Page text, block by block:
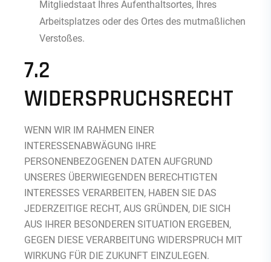
Mitgliedstaat Ihres Aufenthaltsortes, Ihres
Arbeitsplatzes oder des Ortes des mutmaßlichen
Verstoßes.
7.2
WIDERSPRUCHSRECHT
WENN WIR IM RAHMEN EINER
INTERESSENABWÄGUNG IHRE
PERSONENBEZOGENEN DATEN AUFGRUND
UNSERES ÜBERWIEGENDEN BERECHTIGTEN
INTERESSES VERARBEITEN, HABEN SIE DAS
JEDERZEITIGE RECHT, AUS GRÜNDEN, DIE SICH
AUS IHRER BESONDEREN SITUATION ERGEBEN,
GEGEN DIESE VERARBEITUNG WIDERSPRUCH MIT
WIRKUNG FÜR DIE ZUKUNFT EINZULEGEN.